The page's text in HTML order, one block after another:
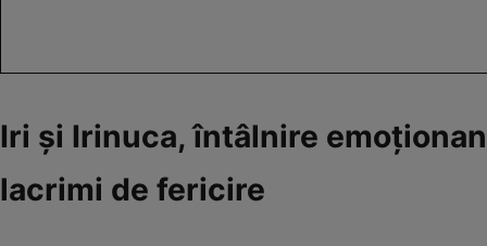
Iri și Irinuca, întâlnire
lacrimi de fericire